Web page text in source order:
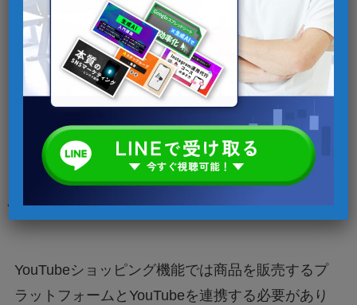
YouTube外での商品販売においても必須の項目の
ため、体制を整えている企業が多いでしょう。し
かし、これができていないとポリシーに反するこ
とに加え、顧客とのトラブルになりかねないので
YouTubeショッピング機能の使い方
YouTubeショッピング機能では商品を販売するプ
ラットフォームとYouTubeを連携する必要があり